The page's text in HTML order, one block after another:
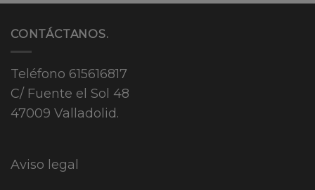
CONTÁCTANOS.
Teléfono 615616817
C/ Fuente el Sol 48
47009 Valladolid.
Aviso legal